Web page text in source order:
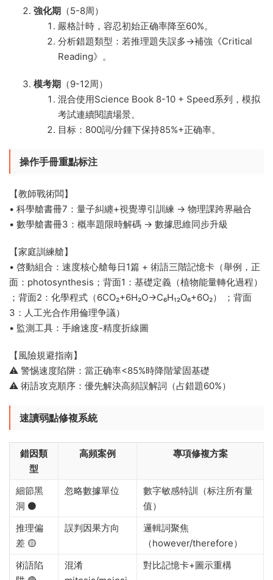
強化期 ​（5-8周）
嚴格計時，容忍初始正确率降至60%。
分析錯題類型：若推理題失誤多→補強《Critical
Reading》。
模考期 ​（9-12周）
混合使用Science Book 8-10 + Speed系列，模拟
考試連續閱讀場景。
目标：800詞/分鍾下保持85%+正确率。
操作手冊重點标注​
【教師戰術闆】
• 科學艙書冊7：量子糾纏+視覺導引訓練 → 物理課跨界融合
• 數學艙書冊3：概率題限時解碼 → 數據思維同步升級
【家庭訓練艙】
• 啓動組合：速度核心艙每日1篇 + 術語三階記憶卡（舉例，正
面：photosynthesis；背面1：基礎定義（植物能量轉化過程）
；背面2：化學程式（6CO₂+6H₂O→C₆H₁₂O₆+6O₂） ；背面
3：人工光合作用倫理争議）
• 監測工具：手繪速度-精度折線圖
【風險規避指南】
⚠️ 警惕速度陷阱：當正确率<85%時降階鞏固基礎
⚠️ 術語攻克順序：優先解決高頻誤解詞（占錯題60%）
速讀弱點修複系統​
錯因類
型
高頻案例 專項修複方案
細節黑
洞 ⚫
忽略數據單位
數字敏感特訓（标注所有量
值）
推理偏
差 🟡
誤判因果方向
邏輯詞聚焦
（however/therefore）
術語陷
混淆
對比記憶卡+圖示重構